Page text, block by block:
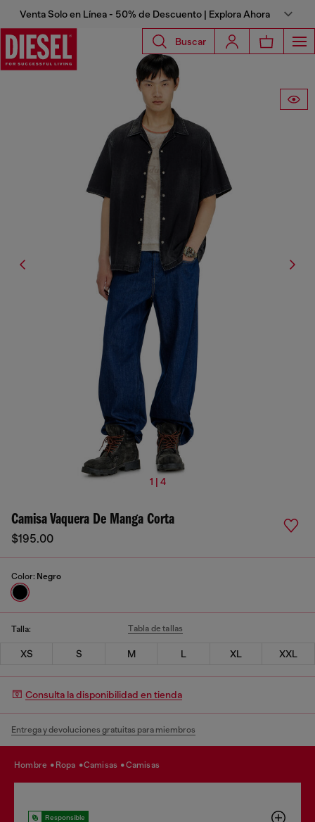
Venta Solo en Línea - 50% de Descuento | Explora Ahora
Buscar
1 | 4
Camisa Vaquera De Manga Corta
$195.00
Color: Negro
Talla: Tabla de tallas
XS S M L XL XXL
Consulta la disponibilidad en tienda
Entrega y devoluciones gratuitas para miembros
hombre ropa camisas camisas
Responsible